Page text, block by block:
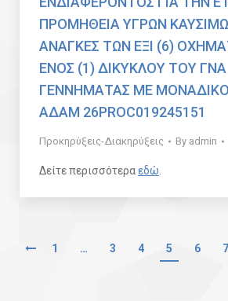
ΠΡΟΜΗΘΕΙΑ ΥΓΡΩΝ
ΑΝΑΓΚΕΣ ΤΩΝ ΕΞΙ (6)
ΕΝΟΣ (1) ΔΙΚΥΚΛΟΥ ΤΟΥ ΓΝΑ
ΓΕΝΝΗΜΑΤΑΣ ΜΕ
ΑΔΑΜ 26PROC019245151
Προκηρύξεις-Διακηρύξεις By admin
Δείτε περισσότεραεδώ
1 … 3 4 5 6 7